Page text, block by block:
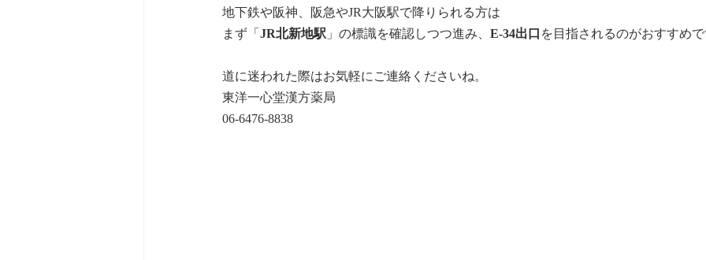
地下鉄や阪神、阪急やJR大阪駅で降りられる方は
まず「 JR北新地駅 」の標識を確認しつつ進み、 E-34出口 を目指されるのがおすすめ
道に迷われた際はお気軽にご連絡くださいね。
東洋一心堂漢方薬局
06-6476-8838